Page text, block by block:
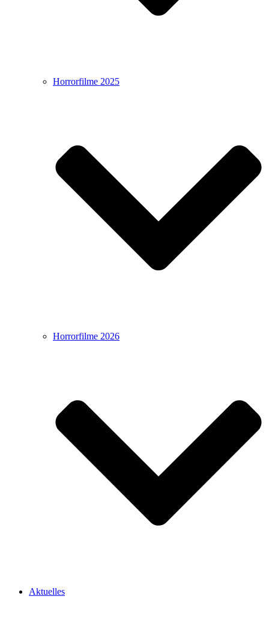
Horrorfilme 2025
Horrorfilme 2026
Aktuelles